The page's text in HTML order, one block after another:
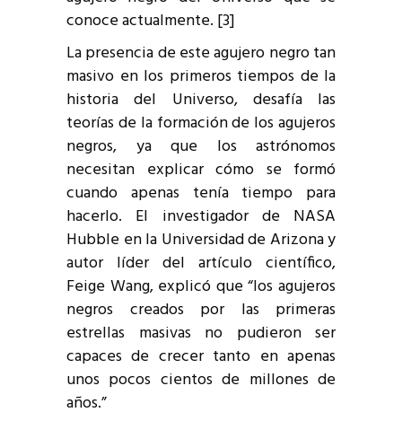
conoce actualmente. [3]
La presencia de este agujero negro tan
masivo en los primeros tiempos de la
historia del Universo, desafía las
teorías de la formación de los agujeros
negros, ya que los astrónomos
necesitan explicar cómo se formó
cuando apenas tenía tiempo para
hacerlo. El investigador de NASA
Hubble en la Universidad de Arizona y
autor líder del artículo científico,
Feige Wang, explicó que “los agujeros
negros creados por las primeras
estrellas masivas no pudieron ser
capaces de crecer tanto en apenas
unos pocos cientos de millones de
años.”